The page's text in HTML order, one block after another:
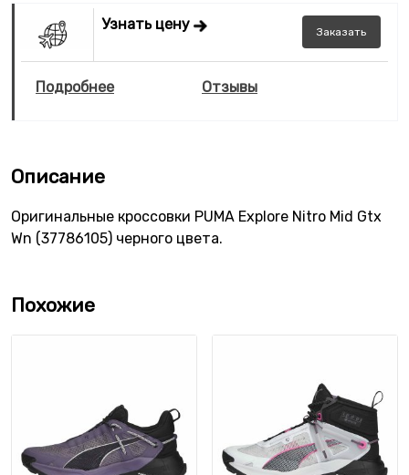
Узнать цену Заказать
Подробнее Отзывы
Описание
Оригинальные кроссовки PUMA Explore Nitro Mid Gtx
Wn (37786105) черного цвета.
Похожие